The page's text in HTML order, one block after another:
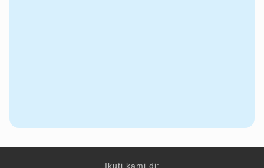
Ikuti kami di: